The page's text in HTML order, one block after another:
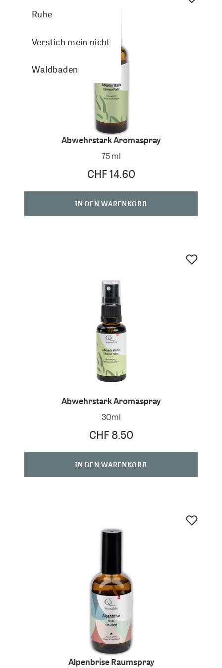
Ruhe
Verstich mein nicht
Waldbaden
Abwehrstark Aromaspray
75 ml
CHF 14.60
IN DEN WARENKORB
Abwehrstark Aromaspray
30ml
CHF 8.50
IN DEN WARENKORB
Alpenbrise Raumspray